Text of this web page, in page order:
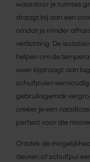
waardoor je ruimtes
draagt bij aan een
omdat je minder
verlichting. De
helpen om de
weer bijdraagt aan
schuifpuien
gebruiksgemak
creëer je een
perfect voor die
Ontdek de
deuren of schuifpui